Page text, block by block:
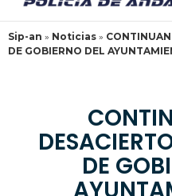
Sip-an » Noticias »
DE GOBIERNO DEL
DE